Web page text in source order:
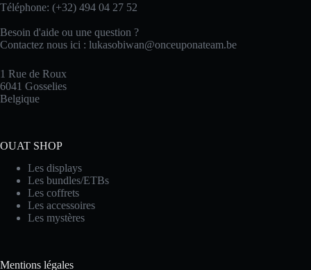
Téléphone: (+32) 494 04 27 52
Besoin d'aide ou une question ?
Contactez nous ici : lukasobiwan@onceuponateam.be
1 Rue de Roux
6041 Gosselies
Belgique
OUAT SHOP
Les displays
Les bundles/ETBs
Les coffrets
Les accessoires
Les mystères
Mentions légales